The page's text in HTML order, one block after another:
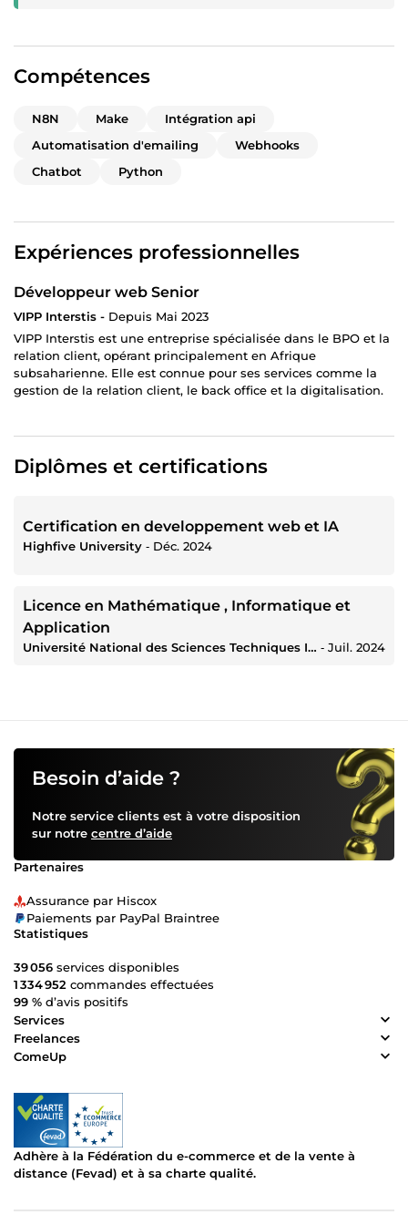
travail. Je suis vraiment ravi du résultat, et je
futur”
Compétences
N8N Make
Intégration api
Automatisation d'emailing
Webhooks
Chatbot
Python
Expériences professionnelles
Développeur web Senior
VIPP Interstis - Depuis Mai 2023
VIPP Interstis est une entreprise spécialisée dans le BPO et la
relation client, opérant principalement en Afrique
subsaharienne. Elle est connue pour ses services comme la
gestion de la relation client, le back office et la digitalisation.
Diplômes et certifications
Certification en developpement web et IA
Highfive University ‐ Déc. 2024
Licence en Mathématique , Informatique et
Application
Université National des Sciences Techniques Ingénieurie et Mathématiques ‐ Juil. 2024
Besoin d’aide ?
Notre service clients est à votre disposition
sur notre centre d’aide
Partenaires
Assurance par Hiscox
Paiements par PayPal Braintree
Statistiques
39 056 services disponibles
1 334 952 commandes effectuées
99 % d’avis positifs
Services
Freelances
ComeUp
Adhère à la Fédération du e-commerce et de la vente à
distance (Fevad) et à sa charte qualité.